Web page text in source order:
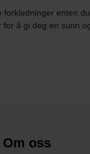
enten
å gi deg en sunn
Om oss